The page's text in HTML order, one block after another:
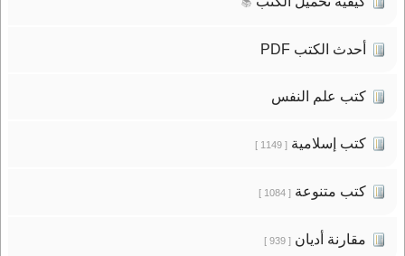
📚
أحدث الكتب PDF
كتب علم النفس
كتب إسلامية[ 1149 ]
كتب متنوعة[ 1084 ]
مقارنة أديان[ 939 ]